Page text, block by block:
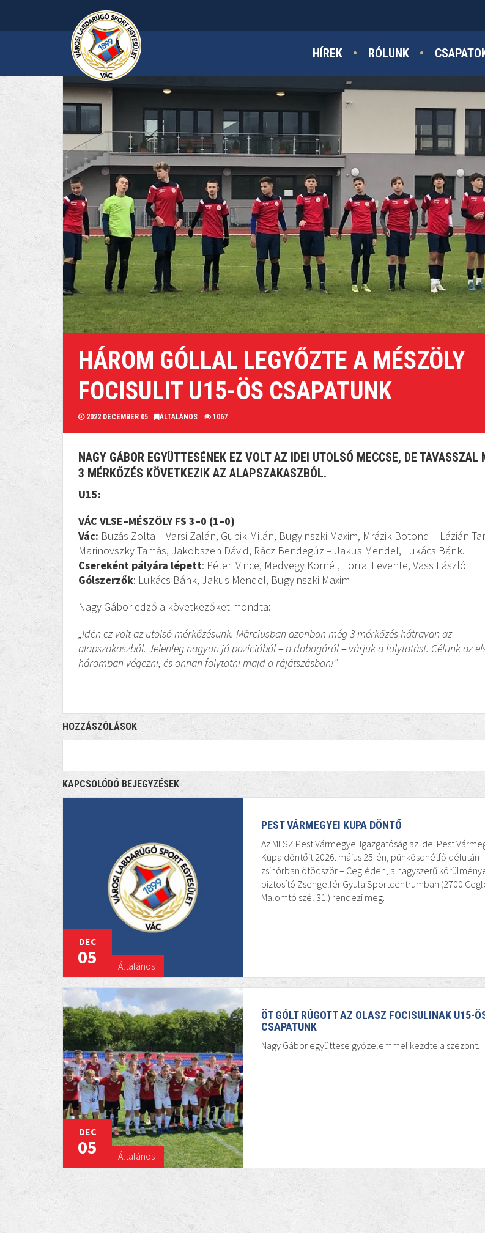
HÍREK RÓLUNK
HÁROM GÓLLAL LEGYŐZTE A MÉSZÖLY
FOCISULIT U15-ÖS CSAPATUNK
2022 DECEMBER 05 ÁLTALÁNOS 1067
NAGY GÁBOR EGYÜTTESÉNEK EZ VOLT AZ IDEI UTOLSÓ MECCSE, DE TAVASSZAL
3 MÉRKŐZÉS KÖVETKEZIK AZ ALAPSZAKASZBÓL.
U15:
VÁC VLSE–MÉSZÖLY FS 3–0 (1–0)
Vác: Buzás Zolta – Varsi Zalán, Gubik Milán, Bugyinszki Maxim, Mrázik Botond – Lázián
Marinovszky Tamás, Jakobszen Dávid, Rácz Bendegúz – Jakus Mendel, Lukács Bánk.
Csereként pályára lépett: Péteri Vince, Medvegy Kornél, Forrai Levente, Vass László
Gólszerzők: Lukács Bánk, Jakus Mendel, Bugyinszki Maxim
Nagy Gábor edző a következőket mondta:
„Idén ez volt az utolsó mérkőzésünk. Márciusban azonban még 3 mérkőzés hátravan az
alapszakaszból. Jelenleg nagyon jó pozícióból–a dobogóról–várjuk a folytatást. Célunk az
háromban végezni, és onnan folytatni majd a rájátszásban!”
HOZZÁSZÓLÁSOK
KAPCSOLÓDÓ BEJEGYZÉSEK
Általános
DEC
05
PEST VÁRMEGYEI KUPA DÖNTŐ
Az MLSZ Pest Vármegyei Igazgatóság az idei Pest
Kupa döntőit 2026. május 25-én, pünkösdhétfő délután –
zsinórban ötödször – Cegléden, a nagyszerű
biztosító Zsengellér Gyula Sportcentrumban (2700
Malomtó szél 31.) rendezi meg.
Általános
DEC
05
ÖT GÓLT RÚGOTT AZ OLASZ FOCISULINAK U15-
CSAPATUNK
Nagy Gábor együttese győzelemmel kezdte a szezont.